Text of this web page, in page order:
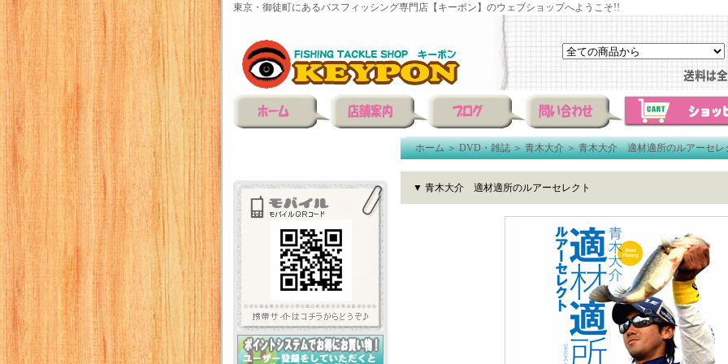
東京・御徒町にあるバスフィッシング専門店【キーポン】のウェブショップへようこそ!!
ホーム＞DVD・雑誌＞青木大介＞青木大介 適材適所のルアーセレ
▼ 青木大介 適材適所のルアーセレクト